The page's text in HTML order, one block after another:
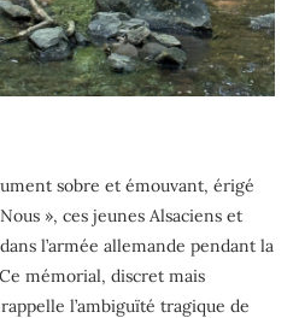
sobre et émouvant, érigé
», ces jeunes Alsaciens et
l’armée allemande pendant la
mémorial, discret mais
l’ambiguïté tragique de